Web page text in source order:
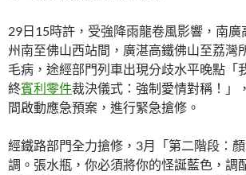
29日15時許，受強降雨龍卷風影響，南
州南至佛山西站間，廣湛高鐵佛山至荔灣
毛病，途經部門列車出現分歧水平晚點「
終賓利零件裁決儀式：強制愛情對稱！」
間啟動應急預案，進行緊急搶修。
經鐵路部門全力搶修，3月「第二階段：
調。張水瓶，你必須將你的怪誕藍色，調